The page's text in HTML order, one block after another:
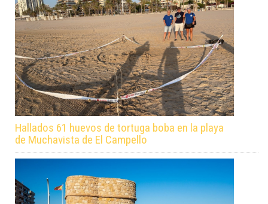
Hallados 61 huevos de tortuga boba en la playa
de Muchavista de El Campello